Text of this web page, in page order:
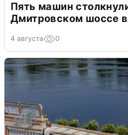
Пять машин
Дмитровском шоссе
4 августа 0